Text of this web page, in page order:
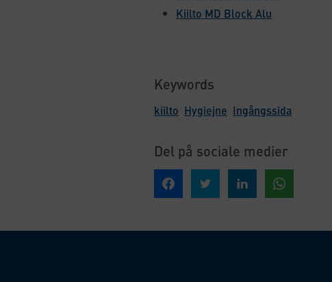
Kiilto MD Block Alu
Keywords
kiilto Hygiejne Ingångssida
Del på sociale medier
Del på Facebook Del på Twitter